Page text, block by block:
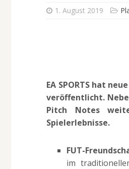
1. August 2019
EA SPORTS hat
veröffentlicht.
Pitch Notes
Spielerlebnisse.
FUT-
im